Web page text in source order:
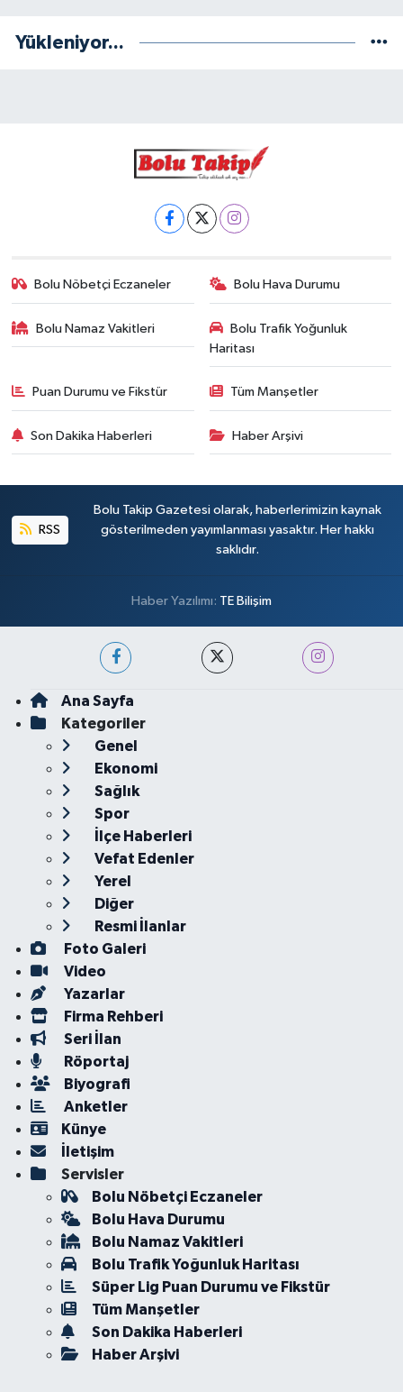
Yükleniyor...
Bolu Nöbetçi Eczaneler Bolu Hava Durumu
Bolu Namaz Vakitleri
Bolu Trafik Yoğunluk
Haritası
Puan Durumu ve Fikstür Tüm Manşetler
Son Dakika Haberleri Haber Arşivi
RSS
Bolu Takip Gazetesi olarak, haberlerimizin kaynak
gösterilmeden yayımlanması yasaktır. Her hakkı
saklıdır.
Haber Yazılımı: TE Bilişim
Ana Sayfa
Kategoriler
Genel
Ekonomi
Sağlık
Spor
İlçe Haberleri
Vefat Edenler
Yerel
Diğer
Resmi İlanlar
Foto Galeri
Video
Yazarlar
Firma Rehberi
Seri İlan
Röportaj
Biyografi
Anketler
Künye
İletişim
Servisler
Bolu Nöbetçi Eczaneler
Bolu Hava Durumu
Bolu Namaz Vakitleri
Bolu Trafik Yoğunluk Haritası
Süper Lig Puan Durumu ve Fikstür
Tüm Manşetler
Son Dakika Haberleri
Haber Arşivi